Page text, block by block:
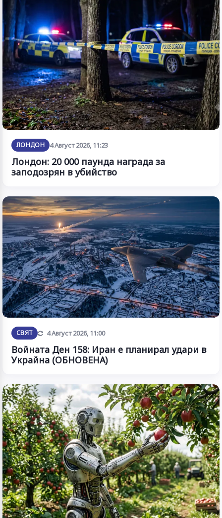
ЛОНДОН 4 Август 2026, 11:23
Лондон: 20 000 паунда награда за
заподозрян в убийство
СВЯТ Обновена
4 Август 2026, 11:00
Войната Ден 158: Иран е планирал удари в
Украйна (ОБНОВЕНА)